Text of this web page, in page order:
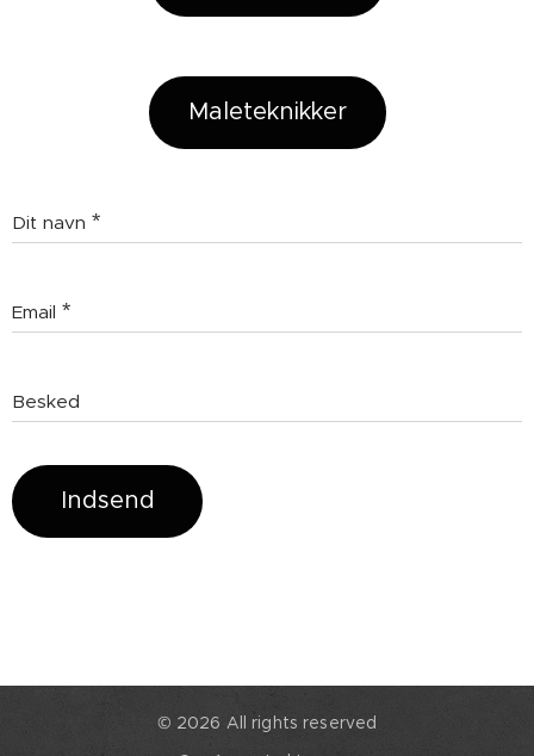
Maleteknikker
Dit navn
Email
Besked
Indsend
© 2026 All rights reserved